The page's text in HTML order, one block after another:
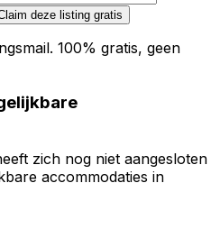
deze listing gratis
100% gratis, geen
zich nog niet aangesloten
accommodaties in